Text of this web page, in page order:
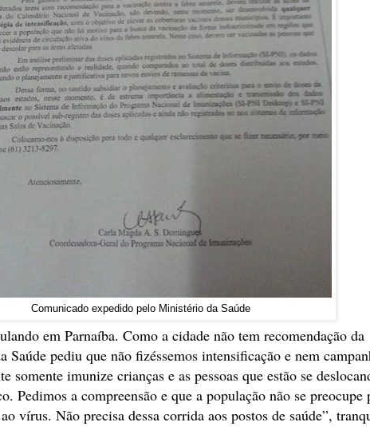
Comunicado expedido pelo Ministério da Saúde
em Parnaíba. Como a cidade não tem recomendação da
pediu que não fizéssemos intensificação e nem
somente imunize crianças e as pessoas que estão se
Pedimos a compreensão e que a população não se preocupe
vírus. Não precisa dessa corrida aos postos de saúde”,